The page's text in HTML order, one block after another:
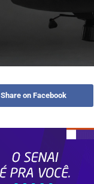
Share on Facebook